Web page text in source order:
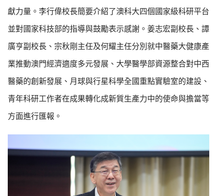
獻力量。李行偉校長簡要介紹了澳科大四個國家級科研平台
並對國家科技部的指導與鼓勵表示感謝。姜志宏副校長、譚
廣亨副校長、宗秋剛主任及何耀主任分別就中醫藥大健康產
業推動澳門經濟適度多元發展、大學醫學部資源整合對中西
醫藥的創新發展、月球與行星科學全國重點實驗室的建設、
青年科研工作者在成果轉化成新質生產力中的使命與擔當等
方面進行匯報。